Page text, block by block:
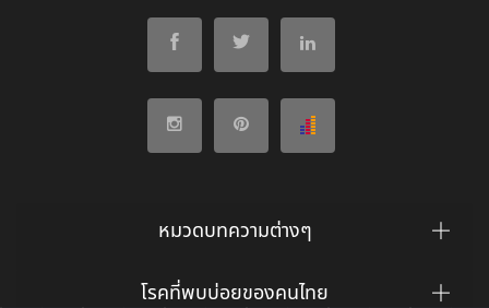
หมวดบทความต่างๆ
โรคที่พบบ่อยของคนไทย